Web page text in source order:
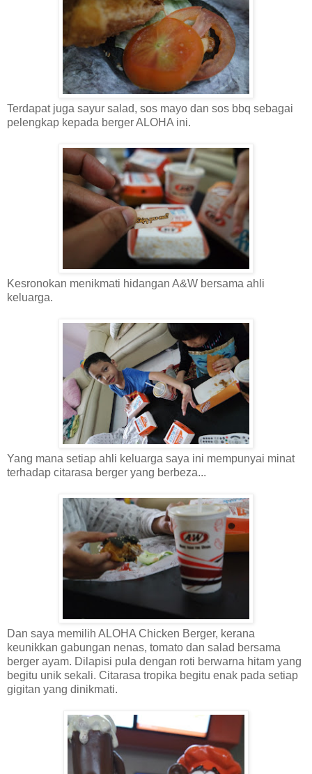
Terdapat juga sayur salad, sos mayo dan sos bbq sebagai
pelengkap kepada berger ALOHA ini.
Kesronokan menikmati hidangan A&W bersama ahli
keluarga.
Yang mana setiap ahli keluarga saya ini mempunyai minat
terhadap citarasa berger yang berbeza...
Dan saya memilih ALOHA Chicken Berger, kerana
keunikkan gabungan nenas, tomato dan salad bersama
berger ayam. Dilapisi pula dengan roti berwarna hitam yang
begitu unik sekali. Citarasa tropika begitu enak pada setiap
gigitan yang dinikmati.